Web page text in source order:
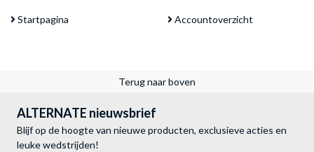
Startpagina Accountoverzicht
Terug naar boven
ALTERNATE nieuwsbrief
Blijf op de hoogte van nieuwe producten, exclusieve acties en
leuke wedstrijden!